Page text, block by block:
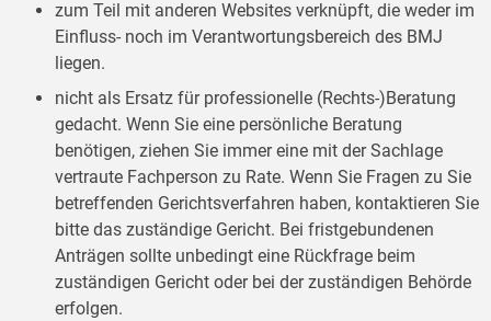
zum Teil mit anderen Websites verknüpft, die weder im
Einfluss- noch im Verantwortungsbereich des BMJ
liegen.
nicht als Ersatz für professionelle (Rechts-)Beratung
gedacht. Wenn Sie eine persönliche Beratung
benötigen, ziehen Sie immer eine mit der Sachlage
vertraute Fachperson zu Rate. Wenn Sie Fragen zu Sie
betreffenden Gerichtsverfahren haben, kontaktieren Sie
bitte das zuständige Gericht. Bei fristgebundenen
Anträgen sollte unbedingt eine Rückfrage beim
zuständigen Gericht oder bei der zuständigen Behörde
erfolgen.